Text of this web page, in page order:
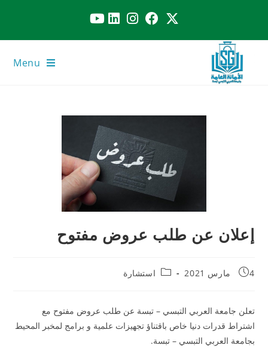
Menu
إعلان عن طلب عروض مفتوح
4 مارس 2021 استشارة
تعلن جامعة العربي التبسي – تبسة عن طلب عروض مفتوح مع
اشتراط قدرات دنيا خاص باقتناؤ تجهيزات علمية و برامج لمخبر المحيط
بجامعة العربي التبسي – تبسة.